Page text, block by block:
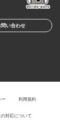
い合わせ
ー 利用規約
対応について